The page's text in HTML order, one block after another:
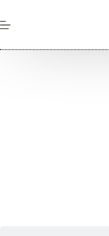
al
contenuto